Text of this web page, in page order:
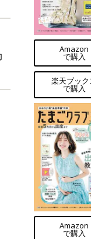
Amazon
で購入
楽天ブック
で購入
Amazon
で購入